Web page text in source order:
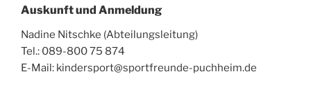
Auskunft und Anmeldung
Nadine Nitschke (Abteilungsleitung)
Tel.: 089-800 75 874
E-Mail: kindersport@sportfreunde-puchheim.de